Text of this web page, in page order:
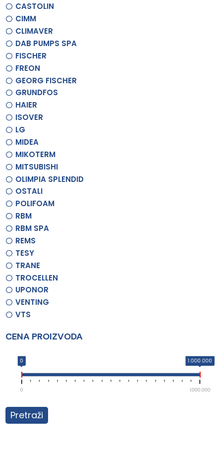
CASTOLIN
CIMM
CLIMAVER
DAB PUMPS SPA
FISCHER
FREON
GEORG FISCHER
GRUNDFOS
HAIER
ISOVER
LG
MIDEA
MIKOTERM
MITSUBISHI
OLIMPIA SPLENDID
OSTALI
POLIFOAM
RBM
RBM SPA
REMS
TESY
TRANE
TROCELLEN
UPONOR
VENTING
VTS
CENA PROIZVODA
0 1.000.000
0 1.000.000
Pretraži